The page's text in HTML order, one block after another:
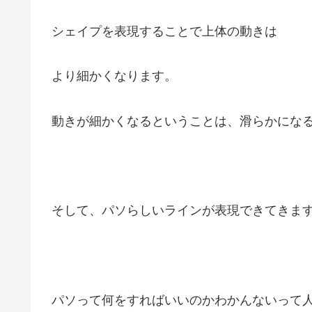
シェイプを表現することで上体の動きは
より細かくなります。
動きが細かくなるということは、滑らかにな
そして、パソらしいラインが表現できてきます
パソって何をすればいいのかわかんないって